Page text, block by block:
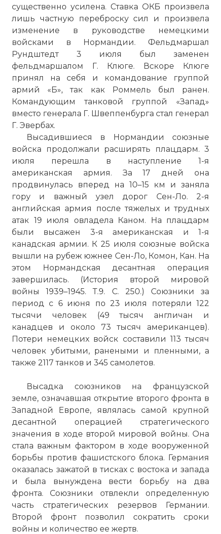
существенно усилена. Ставка ОКБ произвела
лишь частную переброску сил и произвела
изменение в руководстве немецкими
войсками в Нормандии. Фельдмаршал
Рундштедт 3 июля был заменен
фельдмаршалом Г. Клюге. Вскоре Клюге
принял на себя и командование группой
армий «Б», так как Роммель был ранен.
Командующим танковой группой «Запад»
вместо генерала Г. Швеппенбурга стал генерал
Г. Эвербах.
Высадившиеся в Нормандии союзные
войска продолжали расширять плацдарм. 3
июля перешла в наступление 1-я
американская армия. За 17 дней она
продвинулась вперед на 10–15 км и заняла
гору и важный узел дорог Сен-Ло. 2-я
английская армия после тяжелых и трудных
атак 19 июля овладела Каном. На плацдарм
были высажен 3-я американская и 1-я
канадская армии. К 25 июля союзные войска
вышли на рубеж южнее Сен-Ло, Комон, Кан. На
этом Нормандская десантная операция
завершилась. (История второй мировой
войны 1939–1945. Т.9. С. 250.) Союзники за
период с 6 июня по 23 июля потеряли 122
тысячи человек (49 тысяч англичан и
канадцев и около 73 тысяч американцев).
Потери немецких войск составили 113 тысяч
человек убитыми, ранеными и пленными, а
также 2117 танков и 345 самолетов.
Высадка союзников на французской
земле, означавшая открытие второго фронта в
Западной Европе, являлась самой крупной
десантной операцией стратегического
значения в ходе второй мировой войны. Она
стала важным фактором в ходе вооруженной
борьбы против фашистского блока. Германия
оказалась зажатой в тисках с востока и запада
и была вынуждена вести борьбу на два
фронта. Союзники отвлекли определенную
часть стратегических резервов Германии.
Второй фронт позволил сократить сроки
войны и количество ее жертв.